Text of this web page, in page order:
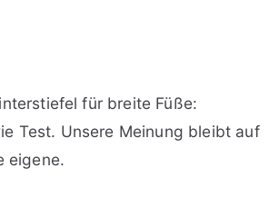
für breite Füße:
Test. Unsere Meinung bleibt auf
eigene.